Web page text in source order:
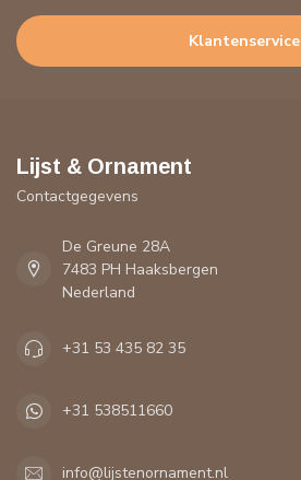
Klantenservice
Lijst & Ornament
Contactgegevens
De Greune 28A
7483 PH Haaksbergen
Nederland
+31 53 435 82 35
+31 538511660
info@lijstenornament.nl